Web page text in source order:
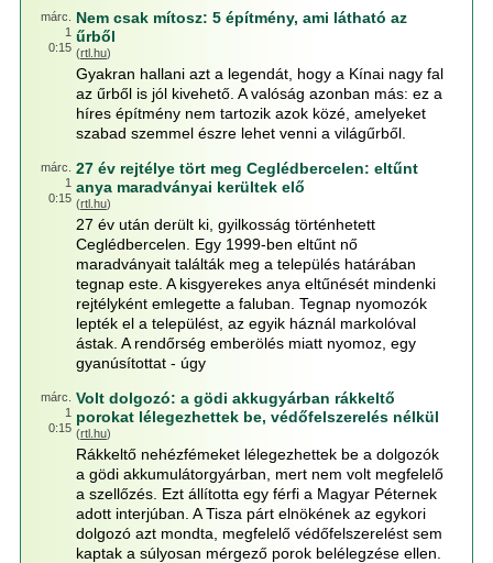
márc.
1
0:15
Nem csak mítosz: 5 építmény, ami látható az
űrből
(rtl.hu)
Gyakran hallani azt a legendát, hogy a Kínai nagy fal
az űrből is jól kivehető. A valóság azonban más: ez a
híres építmény nem tartozik azok közé, amelyeket
szabad szemmel észre lehet venni a világűrből.
márc.
1
0:15
27 év rejtélye tört meg Ceglédbercelen: eltűnt
anya maradványai kerültek elő
(rtl.hu)
27 év után derült ki, gyilkosság történhetett
Ceglédbercelen. Egy 1999-ben eltűnt nő
maradványait találták meg a település határában
tegnap este. A kisgyerekes anya eltűnését mindenki
rejtélyként emlegette a faluban. Tegnap nyomozók
lepték el a települést, az egyik háznál markolóval
ástak. A rendőrség emberölés miatt nyomoz, egy
gyanúsítottat - úgy
márc.
1
0:15
Volt dolgozó: a gödi akkugyárban rákkeltő
porokat lélegezhettek be, védőfelszerelés nélkül
(rtl.hu)
Rákkeltő nehézfémeket lélegezhettek be a dolgozók
a gödi akkumulátorgyárban, mert nem volt megfelelő
a szellőzés. Ezt állította egy férfi a Magyar Péternek
adott interjúban. A Tisza párt elnökének az egykori
dolgozó azt mondta, megfelelő védőfelszerelést sem
kaptak a súlyosan mérgező porok belélegzése ellen.